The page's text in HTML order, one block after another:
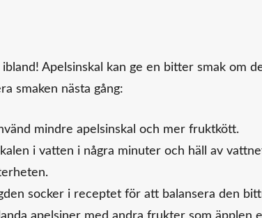
ibland! Apelsinskal kan ge en bitter smak om
smaken nästa gång:
mindre apelsinskal och mer fruktkött.
i vatten i några minuter och häll av
socker i receptet för att balansera den